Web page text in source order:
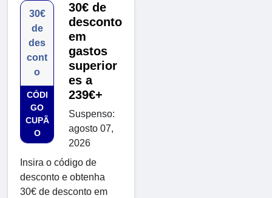
30€
de
des
cont
o
CÓDI
GO
CUPÃ
O
30€ de
desconto
em
gastos
superior
es a
239€+
Suspenso:
agosto 07,
2026
Insira o código de
desconto e obtenha
30€ de desconto em